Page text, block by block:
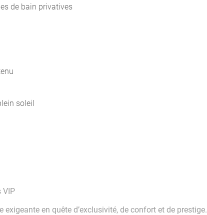
de bain privatives
soleil
VIP
en quête d’exclusivité, de confort et de prestige.